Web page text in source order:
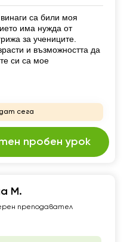
са били моя
има нужда от
за учениците.
и възможността да
си са мое
сега
пробен урок
М.
преподавател